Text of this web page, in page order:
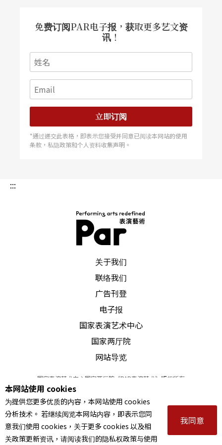
曲》。她便弯腰跟著旋律往脸盆唱「……在月夜里
摇呀摇……」顿时她吓了一跳：「咦？这是我的声
音吗？」于是再低头唱一次：「摇啊摇……」之后
雀跃地回答自己：「哇！真的！」但她没有告诉任
何人，这个秘密「只有脸盆和我知道。」
免费订阅PAR电子报，获取更多艺文资
讯！
立即订阅
*通过递交此表格，即表示您接受并同意已阅读本网站的使用
条款，私隐政策和个人资料收集声明。
:::
关于我们
联络我们
广告刊登
电子报
国家表演艺术中心
国家两厅院
网站导览
国家表演艺术中心国家两厅院《PAR表演艺术》版权所有
© 2022Performing arts redefined. All Rights Reserved
统一编号 Tax Id number 00973926
本站所提供相关演出资讯，如有异动应以主办单位公告为准。
服务条款｜隐私权声明｜著作权声明
本网站使用 cookies
为提供您更多优质的内容，本网站使用 cookies
分析技术。 若继续阅览本网站内容，即表示您同
意我们使用 cookies，关于更多 cookies 以及相
关政策更新资讯，请阅读我们的隐私权政策与使用
我同意